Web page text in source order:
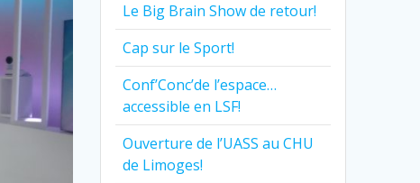
Le Big Brain Show de retour!
Cap sur le Sport!
Conf’Conc’de l’espace…
accessible en LSF!
Ouverture de l’UASS au CHU
de Limoges!